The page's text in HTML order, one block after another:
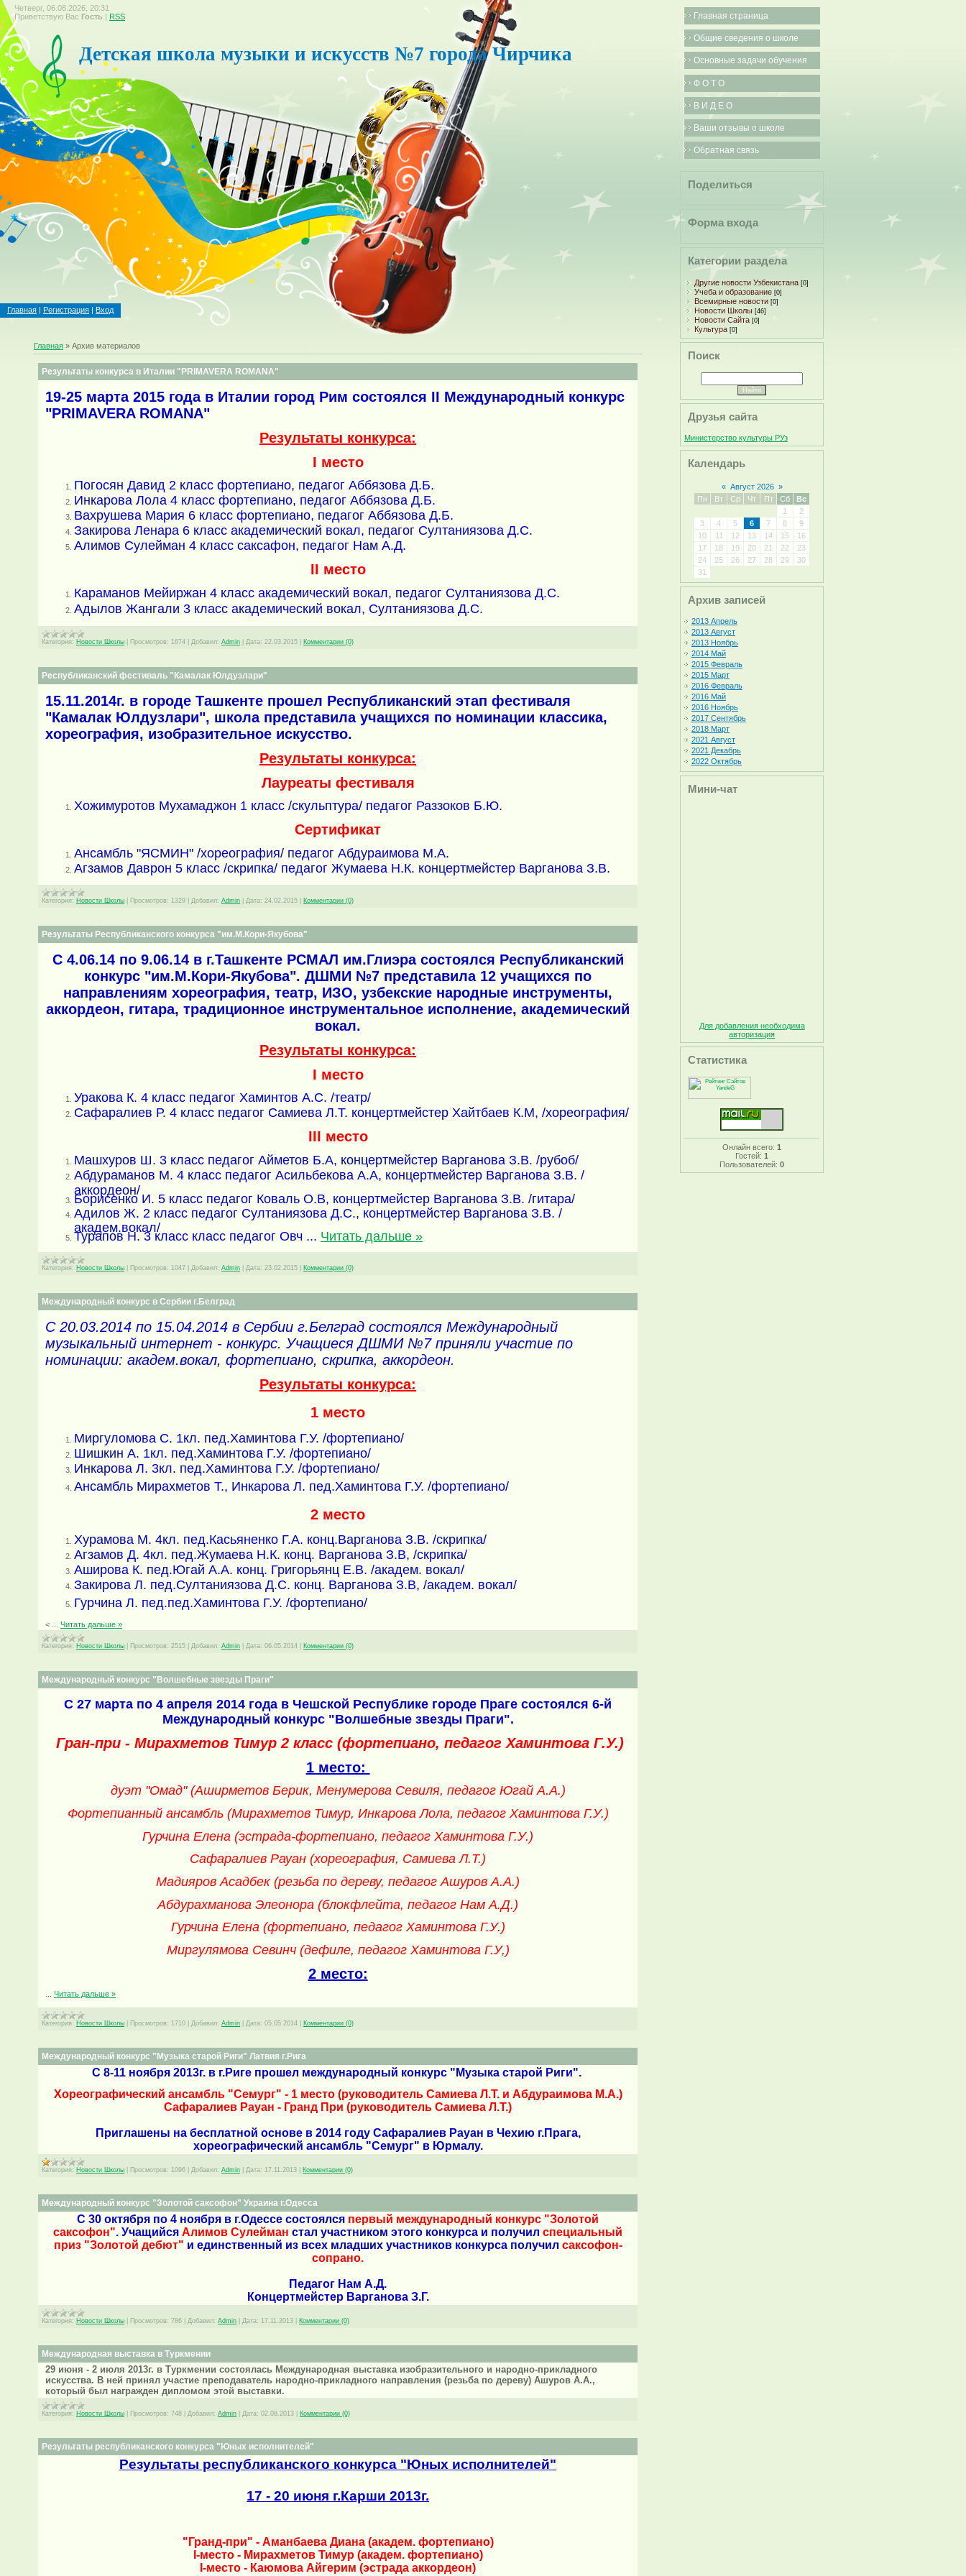
Четверг, 06.08.2026, 20:31
Приветствую Вас Гость | RSS
Детская школа музыки и искусств №7 города Чирчика
Главная | Регистрация | Вход
Главная »Архив материалов
Результаты конкурса в Италии "PRIMAVERA ROMANA"
19-25 марта 2015 года в Италии город Рим состоялся II Международный конкурс
"PRIMAVERA ROMANA"
Результаты конкурса:
I место
Погосян Давид 2 класс фортепиано, педагог Аббязова Д.Б.
Инкарова Лола 4 класс фортепиано, педагог Аббязова Д.Б.
Вахрушева Мария 6 класс фортепиано, педагог Аббязова Д.Б.
Закирова Ленара 6 класс академический вокал, педагог Султаниязова Д.С.
Алимов Сулейман 4 класс саксафон, педагог Нам А.Д.
II место
Караманов Мейиржан 4 класс академический вокал, педагог Султаниязова Д.С.
Адылов Жангали 3 класс академический вокал, Султаниязова Д.С.
Категория: Новости Школы Просмотров: 1674 |Добавил: Admin |Дата: 22.03.2015 Комментарии (0)
Республиканский фестиваль "Камалак Юлдузлари"
15.11.2014г. в городе Ташкенте прошел Республиканский этап фестиваля
"Камалак Юлдузлари", школа представила учащихся по номинации классика,
хореография, изобразительное искусство.
Результаты конкурса:
Лауреаты фестиваля
Хожимуротов Мухамаджон 1 класс /скульптура/ педагог Раззоков Б.Ю.
Сертификат
Ансамбль "ЯСМИН" /хореография/ педагог Абдураимова М.А.
Агзамов Даврон 5 класс /скрипка/ педагог Жумаева Н.К. концертмейстер Варганова З.В.
Категория: Новости Школы Просмотров: 1329 |Добавил: Admin |Дата: 24.02.2015 Комментарии (0)
Результаты Республиканского конкурса "им.М.Кори-Якубова"
С 4.06.14 по 9.06.14 в г.Ташкенте РСМАЛ им.Глиэра состоялся Республиканский
конкурс "им.М.Кори-Якубова". ДШМИ №7 представила 12 учащихся по
направлениям хореография, театр, ИЗО, узбекские народные инструменты,
аккордеон, гитара, традиционное инструментальное исполнение, академический
вокал.
Результаты конкурса:
I место
Уракова К. 4 класс педагог Хаминтов А.С. /театр/
Сафаралиев Р. 4 класс педагог Самиева Л.Т. концертмейстер Хайтбаев К.М, /хореография/
III место
Машхуров Ш. 3 класс педагог Айметов Б.А, концертмейстер Варганова З.В. /рубоб/
Абдураманов М. 4 класс педагог Асильбекова А.А, концертмейстер Варганова З.В. /
аккордеон/
Борисенко И. 5 класс педагог Коваль О.В, концертмейстер Варганова З.В. /гитара/
Адилов Ж. 2 класс педагог Султаниязова Д.С., концертмейстер Варганова З.В. /
академ.вокал/
Турапов Н. 3 класс класс педагог Овч ... Читать дальше »
Категория: Новости Школы Просмотров: 1047 |Добавил: Admin |Дата: 23.02.2015 Комментарии (0)
Международный конкурс в Сербии г.Белград
С 20.03.2014 по 15.04.2014 в Сербии г.Белград состоялся Международный
музыкальный интернет - конкурс. Учащиеся ДШМИ №7 приняли участие по
номинации: академ.вокал, фортепиано, скрипка, аккордеон.
Результаты конкурса:
1 место
Миргуломова С. 1кл. пед.Хаминтова Г.У. /фортепиано/
Шишкин А. 1кл. пед.Хаминтова Г.У. /фортепиано/
Инкарова Л. 3кл. пед.Хаминтова Г.У. /фортепиано/
Ансамбль Мирахметов Т., Инкарова Л. пед.Хаминтова Г.У. /фортепиано/
2 место
Хурамова М. 4кл. пед.Касьяненко Г.А. конц.Варганова З.В. /скрипка/
Агзамов Д. 4кл. пед.Жумаева Н.К. конц. Варганова З.В, /скрипка/
Аширова К. пед.Югай А.А. конц. Григорьянц Е.В. /академ. вокал/
Закирова Л. пед.Султаниязова Д.С. конц. Варганова З.В, /академ. вокал/
Гурчина Л. пед.пед.Хаминтова Г.У. /фортепиано/
< ...Читать дальше »
Категория: Новости Школы Просмотров: 2515 |Добавил: Admin |Дата: 06.05.2014 Комментарии (0)
Международный конкурс "Волшебные звезды Праги"
С 27 марта по 4 апреля 2014 года в Чешской Республике городе Праге состоялся 6-й
Международный конкурс "Волшебные звезды Праги".
Гран-при - Мирахметов Тимур 2 класс (фортепиано, педагог Хаминтова Г.У.)
1 место:
дуэт "Омад" (Аширметов Берик, Менумерова Севиля, педагог Югай А.А.)
Фортепианный ансамбль (Мирахметов Тимур, Инкарова Лола, педагог Хаминтова Г.У.)
Гурчина Елена (эстрада-фортепиано, педагог Хаминтова Г.У.)
Сафаралиев Рауан (хореография, Самиева Л.Т.)
Мадияров Асадбек (резьба по дереву, педагог Ашуров А.А.)
Абдурахманова Элеонора (блокфлейта, педагог Нам А.Д.)
Гурчина Елена (фортепиано, педагог Хаминтова Г.У.)
Миргулямова Севинч (дефиле, педагог Хаминтова Г.У,)
2 место:
...Читать дальше »
Категория: Новости Школы Просмотров: 1710 Добавил: Admin Дата: 05.05.2014 Комментарии (0)
Международный конкурс "Музыка старой Риги" Латвия г.Рига
С 8-11 ноября 2013г. в г.Риге прошел международный конкурс "Музыка старой Риги".
Хореографический ансамбль "Семург" - 1 место (руководитель Самиева Л.Т. и Абдураимова М.А.)
Сафаралиев Рауан - Гранд При (руководитель Самиева Л.Т.)
Приглашены на бесплатной основе в 2014 году Сафаралиев Рауан в Чехию г.Прага,
хореографический ансамбль "Семург" в Юрмалу.
Категория: Новости Школы Просмотров: 1096 Добавил: Admin Дата: 17.11.2013 Комментарии (0)
Международный конкурс "Золотой саксофон" Украина г.Одесса
С 30 октября по 4 ноября в г.Одессе состоялся первый международный конкурс "Золотой
саксофон". УчащийсяАлимов Сулейман стал участником этого конкурса и получилспециальный
приз "Золотой дебют" и единственный из всех младших участников конкурса получил саксофон-
сопрано.
Педагог Нам А.Д.
Концертмейстер Варганова З.Г.
Категория: Новости Школы Просмотров: 786 Добавил: Admin Дата: 17.11.2013 Комментарии (0)
Международная выставка в Туркмении
29 июня - 2 июля 2013г. в Туркмении состоялась Международная выставка изобразительного и народно-прикладного
искусства. В ней принял участие преподаватель народно-прикладного направления (резьба по дереву) Ашуров А.А.,
который был награжден дипломом этой выставки.
Категория: Новости Школы Просмотров: 748 Добавил: Admin Дата: 02.08.2013 Комментарии (0)
Результаты республиканского конкурса "Юных исполнителей"
Результаты республиканского конкурса "Юных исполнителей"
17 - 20 июня г.Карши 2013г.
"Гранд-при" - Аманбаева Диана (академ. фортепиано)
I-место - Мирахметов Тимур (академ. фортепиано)
I-место - Каюмова Айгерим (эстрада аккордеон)
Главная страница
Общие сведения о школе
Основные задачи обучения
Ф О Т О
В И Д Е О
Ваши отзывы о школе
Обратная связь
Поделиться
Форма входа
Категории раздела
Другие новости Узбекистана [0]
Учеба и образование [0]
Всемирные новости [0]
Новости Школы [46]
Новости Сайта [0]
Культура [0]
Поиск
Друзья сайта
Министерство культуры РУз
Календарь
« Август 2026 »
Пн
Вт Ср Чт Пт Сб
Вс
1
2
3
4 5 6 7 8
9
10
11 12 13 14 15
16
17
18 19 20 21 22
23
24
25 26 27 28 29
30
31
Архив записей
2013 Апрель
2013 Август
2013 Ноябрь
2014 Май
2015 Февраль
2015 Март
2016 Февраль
2016 Май
2016 Ноябрь
2017 Сентябрь
2018 Март
2021 Август
2021 Декабрь
2022 Октябрь
Мини-чат
Для добавления необходима
авторизация
Статистика
Онлайн всего: 1
Гостей: 1
Пользователей: 0